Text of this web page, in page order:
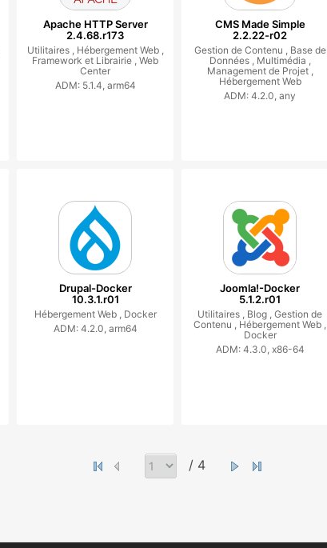
Apache HTTP Server
2.4.68.r173
Utilitaires , Hébergement Web ,
Framework et Librairie ,Web
Center
ADM: 5.1.4, arm64
CMS Made Simple
2.2.22-r02
Gestion de Contenu , Base de
Données , Multimédia ,
Management de Projet ,
Hébergement Web
ADM: 4.2.0, any
Drupal-Docker
10.3.1.r01
Hébergement Web , Docker
ADM: 4.2.0, arm64
Joomla!-Docker
5.1.2.r01
Utilitaires , Blog ,Gestion de
Contenu , Hébergement Web ,
Docker
ADM: 4.3.0, x86-64
/ 4